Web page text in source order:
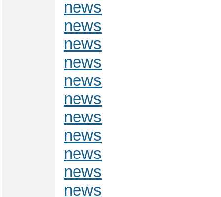
news
news
news
news
news
news
news
news
news
news
news